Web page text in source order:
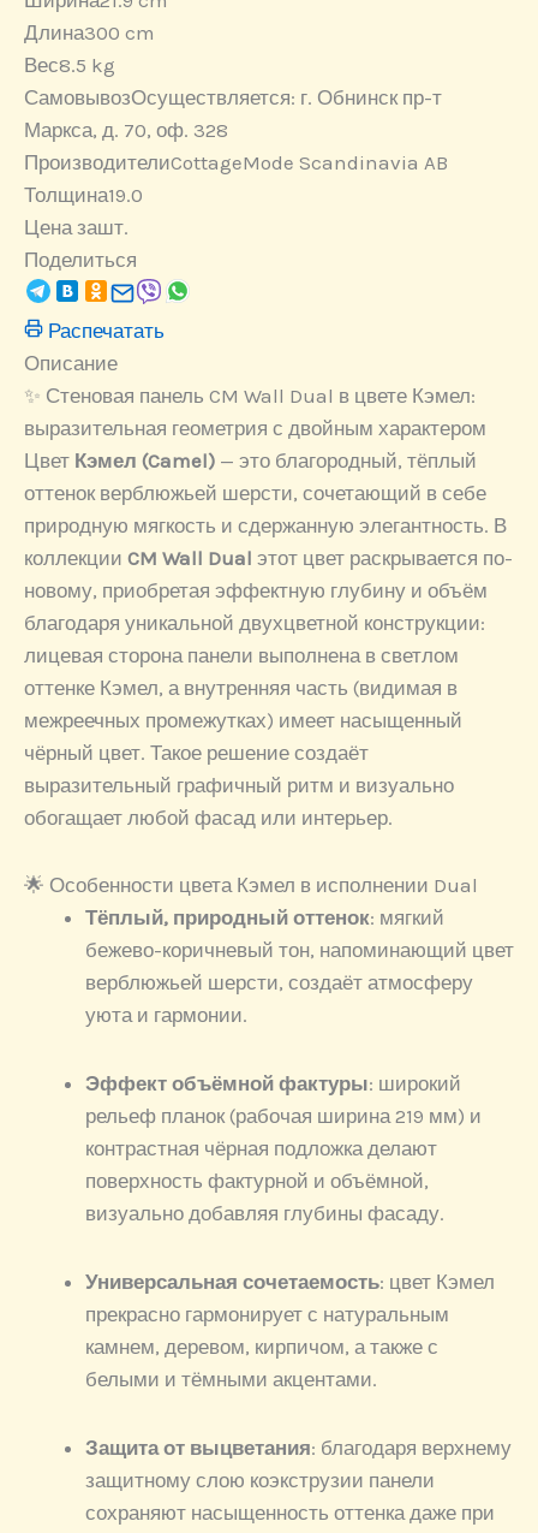
Длина300 cm
Вес8.5 kg
СамовывозОсуществляется: г. Обнинск пр-т
Маркса, д. 70, оф. 328
ПроизводителиCottageMode Scandinavia AB
Толщина19.0
Цена зашт.
Поделиться
Распечатать
Описание
✨ Стеновая панель CM Wall Dual в цвете Кэмел:
выразительная геометрия с двойным характером
Цвет Кэмел (Camel) — это благородный, тёплый
оттенок верблюжьей шерсти, сочетающий в себе
природную мягкость и сдержанную элегантность. В
коллекции CM Wall Dual этот цвет раскрывается по-
новому, приобретая эффектную глубину и объём
благодаря уникальной двухцветной конструкции:
лицевая сторона панели выполнена в светлом
оттенке Кэмел, а внутренняя часть (видимая в
межреечных промежутках) имеет насыщенный
чёрный цвет. Такое решение создаёт
выразительный графичный ритм и визуально
обогащает любой фасад или интерьер.
🌟 Особенности цвета Кэмел в исполнении Dual
Тёплый, природный оттенок: мягкий
бежево-коричневый тон, напоминающий цвет
верблюжьей шерсти, создаёт атмосферу
уюта и гармонии.
Эффект объёмной фактуры: широкий
рельеф планок (рабочая ширина 219 мм) и
контрастная чёрная подложка делают
поверхность фактурной и объёмной,
визуально добавляя глубины фасаду.
Универсальная сочетаемость: цвет Кэмел
прекрасно гармонирует с натуральным
камнем, деревом, кирпичом, а также с
белыми и тёмными акцентами.
Защита от выцветания: благодаря верхнему
защитному слою коэкструзии панели
сохраняют насыщенность оттенка даже при